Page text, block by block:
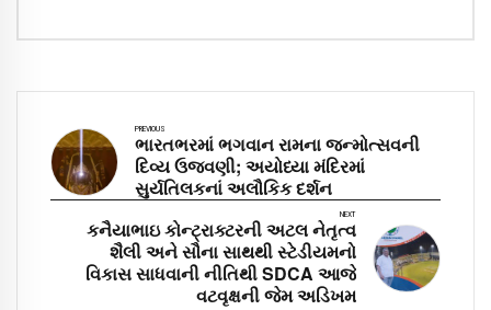
PREVIOUS
ભારતભરમાં ભગવાન રામના જન્મોત્સવની
દિવ્ય ઉજવણી; અયોધ્યા મંદિરમાં
સુર્યતિલકનાં અલૌકિક દર્શન
NEXT
કનૈયાભાઇ કોન્ટ્રાક્ટરની અટલ નેતૃત્વ
શૈલી અને સૌના સાથથી સ્ટેડીયમનો
વિકાસ સાધવાની નીતિથી SDCA આજે
વટવૃક્ષની જેમ અડિખમ